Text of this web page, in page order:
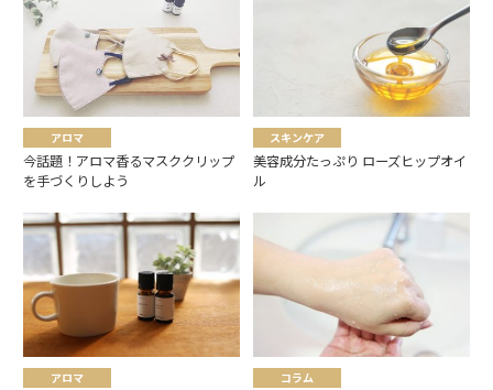
アロマ
今話題！アロマ香るマスククリップ
を手づくりしよう
スキンケア
美容成分たっぷり ローズヒップオイ
ル
アロマ コラム